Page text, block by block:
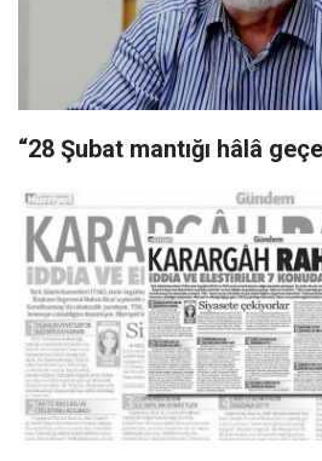
“28 Şubat mantığı hâlâ